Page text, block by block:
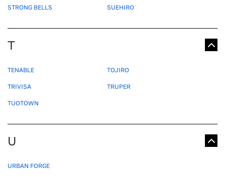
STRONG BELLS SUEHIRO
T
TENABLE TOJIRO
TRIVISA TRUPER
TUOTOWN
U
URBAN FORGE